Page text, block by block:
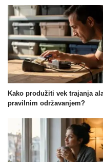
Kako produžiti vek trajanja
pravilnim održavanjem?